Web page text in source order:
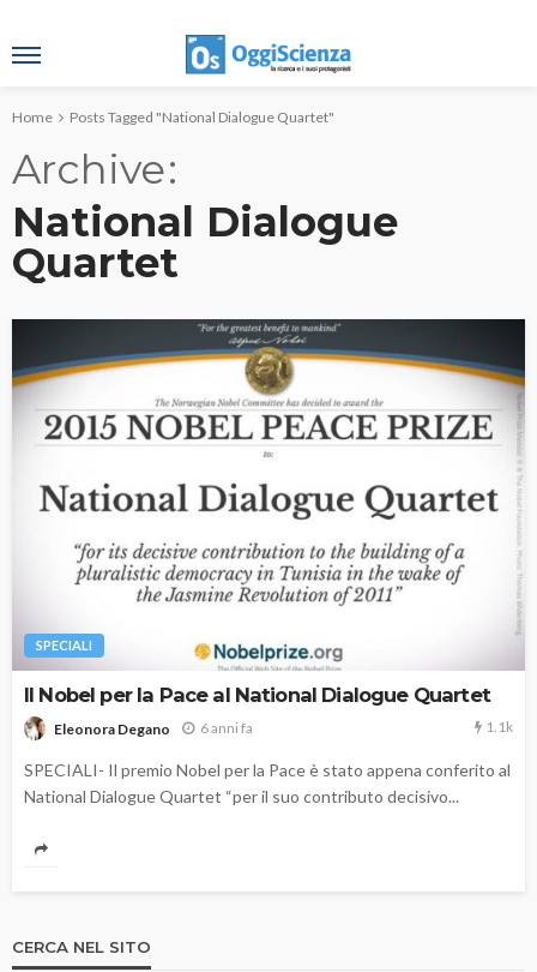
Home Posts Tagged "National Dialogue Quartet"
Archive
National Dialogue
Quartet
SPECIALI
Il Nobel per la Pace al National Dialogue Quartet
Eleonora Degano 6 anni fa 1.1k
SPECIALI- Il premio Nobel per la Pace è stato appena conferito al
National Dialogue Quartet “per il suo contributo decisivo...
CERCA NEL SITO